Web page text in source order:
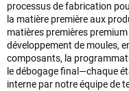
processus de fabrication
la matière première aux
matières premières
développement de moules,
composants, la
le débogage final—chaque
interne par notre équipe de